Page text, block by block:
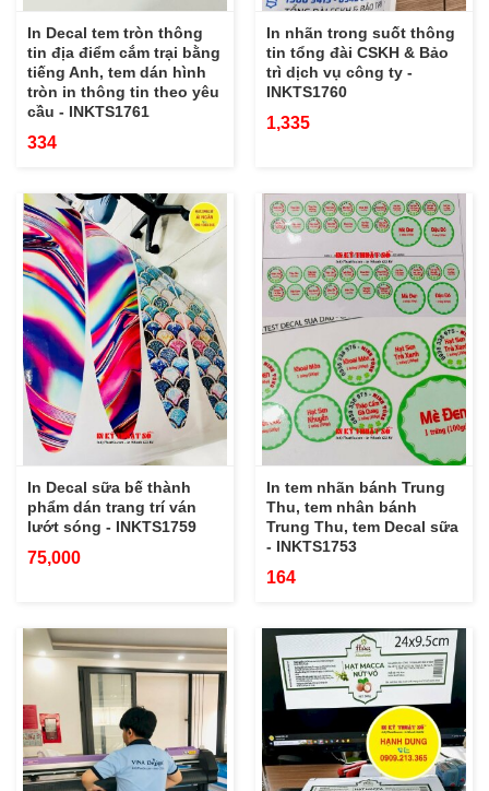
In Decal tem tròn thông
tin địa điểm cắm trại bằng
tiếng Anh, tem dán hình
tròn in thông tin theo yêu
cầu - INKTS1761
334
In nhãn trong suốt thông
tin tổng đài CSKH & Bảo
trì dịch vụ công ty -
INKTS1760
1,335
In Decal sữa bế thành
phẩm dán trang trí ván
lướt sóng - INKTS1759
75,000
In tem nhãn bánh Trung
Thu, tem nhân bánh
Trung Thu, tem Decal sữa
- INKTS1753
164